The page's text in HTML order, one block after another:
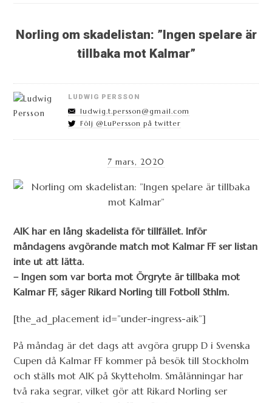
Norling om skadelistan: ”Ingen spelare är
tillbaka mot Kalmar”
LUDWIG PERSSON
ludwig.t.persson@gmail.com
Följ @LuPersson på twitter
7 mars, 2020
AIK har en lång skadelista för tillfället. Inför
måndagens avgörande match mot Kalmar FF ser listan
inte ut att lätta.
– Ingen som var borta mot Örgryte är tillbaka mot
Kalmar FF, säger Rikard Norling till Fotboll Sthlm.
[the_ad_placement id=”under-ingress-aik”]
På måndag är det dags att avgöra grupp D i Svenska
Cupen då Kalmar FF kommer på besök till Stockholm
och ställs mot AIK på Skytteholm. Smålänningar har
två raka segrar, vilket gör att Rikard Norling ser